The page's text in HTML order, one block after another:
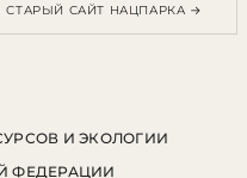
СТАРЫЙ САЙТ НАЦПАРКА →
И ЭКОЛОГИИ
ФЕДЕРАЦИИ